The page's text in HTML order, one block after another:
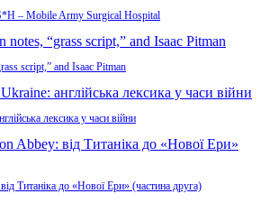
– Mobile Army Surgical Hospital
script,” and Isaac Pitman
лексика у часи війни
Титаніка до «Нової Ери» (частина друга)